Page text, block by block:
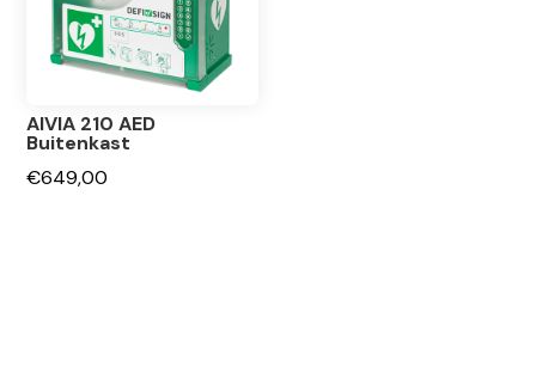
AIVIA 210 AED
Buitenkast
€649,00